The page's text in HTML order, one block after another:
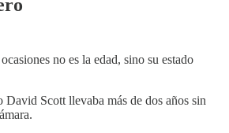
no es la edad, sino su estado
Scott llevaba más de dos años sin